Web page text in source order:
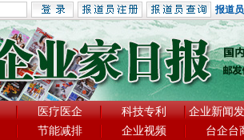
报道
医疗医企 科技专利 企业新闻
节能减排 企业视频 台企台